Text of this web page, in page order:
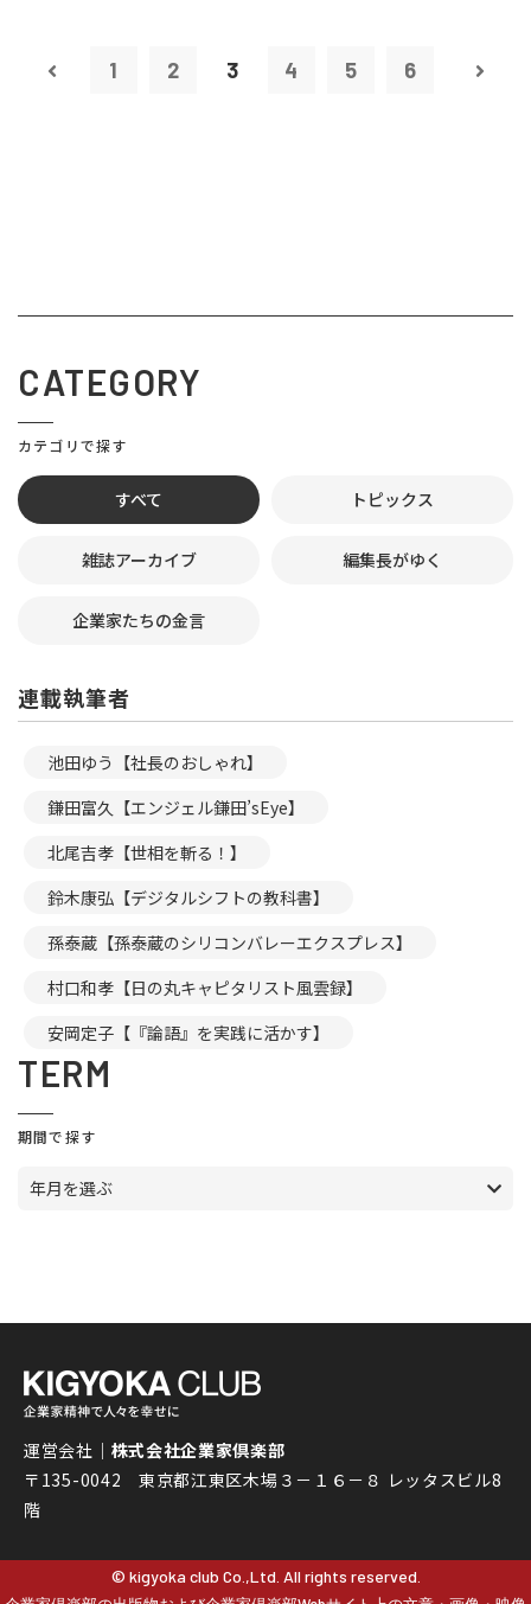
1 2 3 4 5 6
CATEGORY
カテゴリで探す
すべて トピックス
雑誌アーカイブ 編集長がゆく
企業家たちの金言
連載執筆者
池田ゆう【社長のおしゃれ】
鎌田富久【エンジェル鎌田’sEye】
北尾吉孝【世相を斬る！】
鈴木康弘【デジタルシフトの教科書】
孫泰蔵【孫泰蔵のシリコンバレーエクスプレス】
村口和孝【日の丸キャピタリスト風雲録】
安岡定子【『論語』を実践に活かす】
TERM
期間で探す
年月を選ぶ
運営会社｜ 株式会社企業家倶楽部
〒135-0042 東京都江東区木場３－１６－８ レッタスビル8
階
© kigyoka club Co.,Ltd. All rights reserved.